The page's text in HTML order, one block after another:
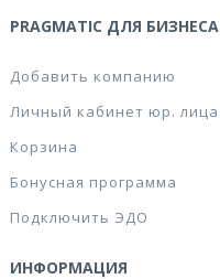
PRAGMATIC ДЛЯ БИЗНЕСА
Добавить компанию
Личный кабинет юр. лица
Корзина
Бонусная программа
Подключить ЭДО
ИНФОРМАЦИЯ